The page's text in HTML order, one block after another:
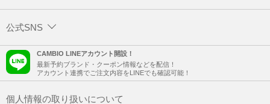
公式SNS
CAMBIO LINEアカウント開設！
最新予約ブランド・クーポン情報などを配信！
アカウント連携でご注文内容をLINEでも確認可能！
個人情報の取り扱いについて